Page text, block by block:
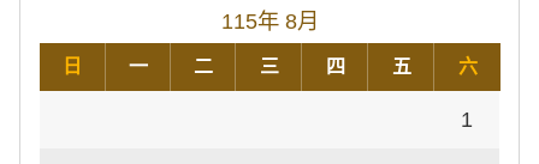
115年 8月
日 一 二 三 四 五 六
1